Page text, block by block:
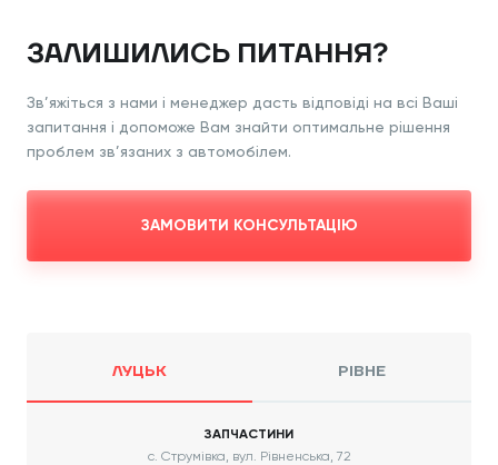
ЗАЛИШИЛИСЬ ПИТАННЯ?
Зв’яжіться з нами і менеджер дасть відповіді на всі Ваші
запитання і допоможе Вам знайти оптимальне рішення
проблем зв’язаних з автомобілем.
ЗАМОВИТИ КОНСУЛЬТАЦІЮ
ЛУЦЬК РІВНЕ
ЗАПЧАСТИНИ
с. Струмівка, вул. Рівненська, 72